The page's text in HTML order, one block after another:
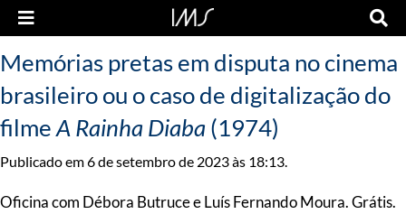
Memórias pretas em disputa no cinema
brasileiro ou o caso de digitalização do
filmeA Rainha Diaba (1974)
Publicado em 6 de setembro de 2023 às 18:13.
Oficina com Débora Butruce e Luís Fernando Moura. Grátis.